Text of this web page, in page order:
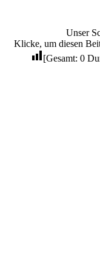
Unser
Klicke, um diesen
[Gesamt: 0